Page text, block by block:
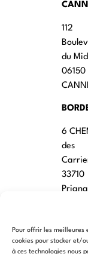
Pour offrir les meilleures
cookies pour stocker et/
à ces technologies nous
112
du
06150
6
des
33710
7 rue